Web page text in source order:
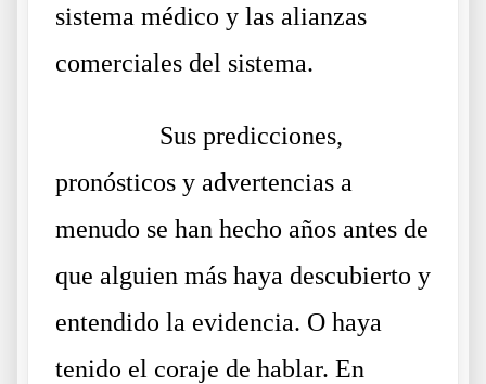
sistema médico y las alianzas
comerciales del sistema.
Sus predicciones,
pronósticos y advertencias a
menudo se han hecho años antes de
que alguien más haya descubierto y
entendido la evidencia. O haya
tenido el coraje de hablar. En